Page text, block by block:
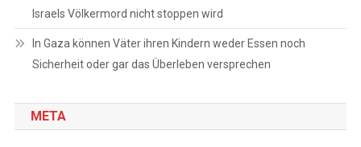
Israels Völkermord nicht stoppen wird
In Gaza können Väter ihren Kindern weder Essen noch
Sicherheit oder gar das Überleben versprechen
META